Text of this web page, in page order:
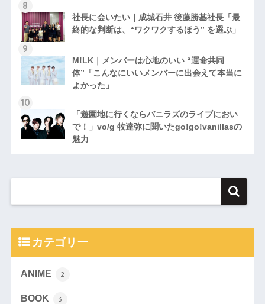
社長に会いたい｜成城石井 後藤勝基社長「最
終的な判断は、“ワクワクするほう” を選ぶ」
M!LK｜メンバーは心地のいい “運命共同
体”「こんなにいいメンバーに出会えて本当に
よかった」
「遊園地に行くならバニラズのライブにおい
で！」vo/g 牧達弥に聞いたgo!go!vanillasの
魅力
カテゴリー
ANIME 2
BOOK 3